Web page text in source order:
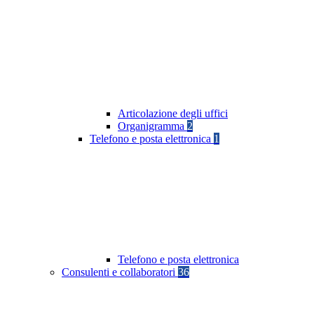
Articolazione degli uffici
Organigramma 2
Telefono e posta elettronica 1
Telefono e posta elettronica
Consulenti e collaboratori 36